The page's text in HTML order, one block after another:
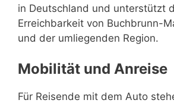
in Deutschland und unterstützt
Erreichbarkeit von Buchbrunn-
und der umliegenden Region.
Mobilität und Anreise
Für Reisende mit dem Auto